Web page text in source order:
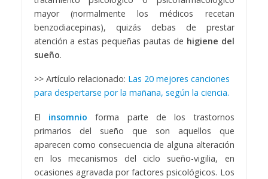
mayor (normalmente los médicos recetan
benzodiacepinas), quizás debas de prestar
atención a estas pequeñas pautas de higiene del
sueño.
>> Artículo relacionado: Las 20 mejores canciones
para despertarse por la mañana, según la ciencia.
El insomnio forma parte de los trastornos
primarios del sueño que son aquellos que
aparecen como consecuencia de alguna alteración
en los mecanismos del ciclo sueño-vigilia, en
ocasiones agravada por factores psicológicos. Los